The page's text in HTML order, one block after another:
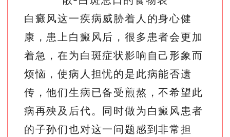
白癜风这一疾病威胁着人的身心健
康，患上白癜风后，很多患者会更加
着急，在为白斑症状影响自己形象而
烦恼，使病人担忧的是此病能否遗
传，他们生病已备受煎熬，不希望此
病再殃及后代。同时做为白癜风患者
的子孙们也对这一问题感到非常担